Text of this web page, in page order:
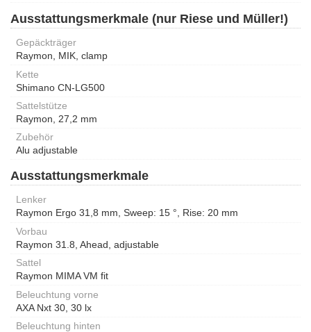
Ausstattungsmerkmale (nur Riese und Müller!)
Gepäckträger
Raymon, MIK, clamp
Kette
Shimano CN-LG500
Sattelstütze
Raymon, 27,2 mm
Zubehör
Alu adjustable
Ausstattungsmerkmale
Lenker
Raymon Ergo 31,8 mm, Sweep: 15 °, Rise: 20 mm
Vorbau
Raymon 31.8, Ahead, adjustable
Sattel
Raymon MIMA VM fit
Beleuchtung vorne
AXA Nxt 30, 30 lx
Beleuchtung hinten